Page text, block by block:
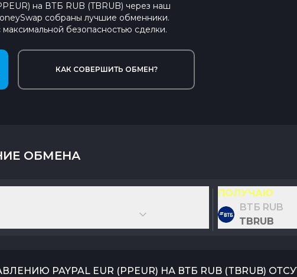
на ВТБ RUB (TBRUB) через наш
собраны лучшие обменники.
безопасностью сделки.
КАК СОВЕРШИТЬ ОБМЕН?
ОБМЕНА
ПОЛУЧАЮ
ВТБ RUB
TBRUB
PAYPAL EUR (PPEUR) НА ВТБ RUB (TBRUB)